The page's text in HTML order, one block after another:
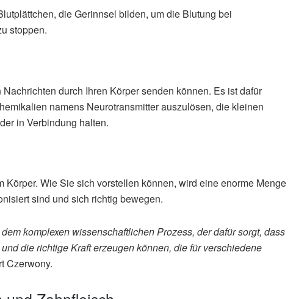
die Gerinnsel bilden, um die Blutung bei
stoppen.
durch Ihren Körper senden können. Es ist dafür
namens Neurotransmitter auszulösen, die kleinen
in Verbindung halten.
Körper. Wie Sie sich vorstellen können, wird eine enorme Menge
sind und sich richtig bewegen.
komplexen wissenschaftlichen Prozess, der dafür sorgt, dass
die richtige Kraft erzeugen können, die für verschiedene
Czerwony.